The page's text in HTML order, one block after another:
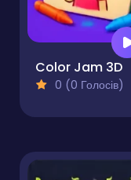
Color Jam 3D
0 (0 Голосів)